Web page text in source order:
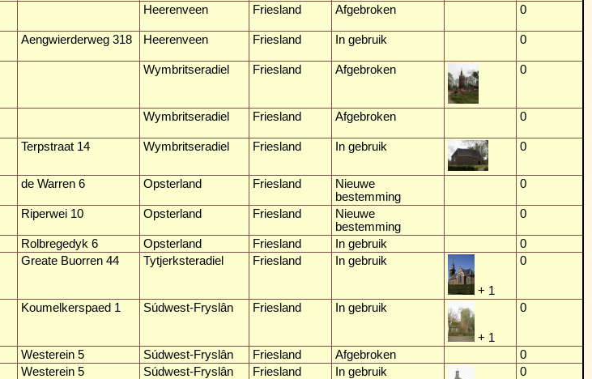
Heerenveen Friesland Afgebroken 0
Aengwierderweg 318 Heerenveen Friesland In gebruik 0
Wymbritseradiel Friesland Afgebroken 0
Wymbritseradiel Friesland Afgebroken 0
Terpstraat 14 Wymbritseradiel Friesland In gebruik 0
de Warren 6 Opsterland Friesland
Nieuwe
bestemming
0
Riperwei 10 Opsterland Friesland
Nieuwe
bestemming
0
Rolbregedyk 6 Opsterland Friesland In gebruik
0
Greate Buorren 44 Tytjerksteradiel Friesland In gebruik
+ 1
0
Koumelkerspaed 1 Súdwest-Fryslân Friesland In gebruik
+ 1
0
Westerein 5 Súdwest-Fryslân Friesland Afgebroken
0
Westerein 5 Súdwest-Fryslân Friesland In gebruik 0